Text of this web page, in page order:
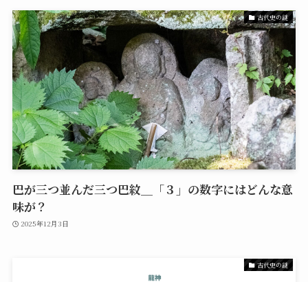
古代史の謎
巴が三つ並んだ三つ巴紋＿「３」の数字にはどんな意
味が？
2025年12月3日
古代史の謎